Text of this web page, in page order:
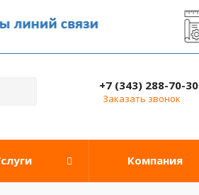
+7 (343) 288-70-30
Заказать звонок
Компания